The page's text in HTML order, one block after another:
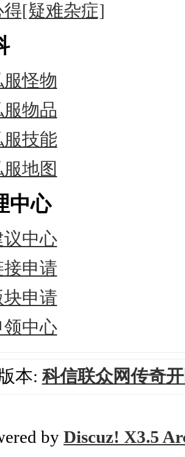
得[疑难杂症]
怪物
物品
技能
地图
中心
中心
申请
申请
中心
本: 科信联众网传奇
by Discuz! X3.5